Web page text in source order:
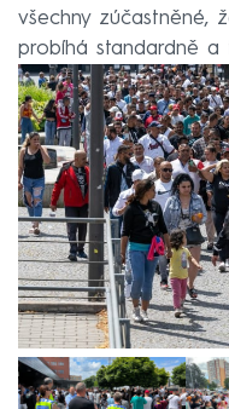
všechny zúčastněné,
probíhá standardně a